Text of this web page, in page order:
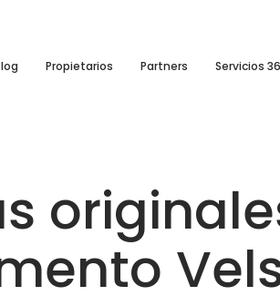
Propietarios Partners Servicios